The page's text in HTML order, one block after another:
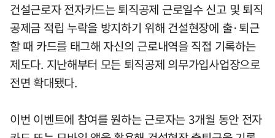
건설근로자 전자카드는 퇴직공제 근로일수 신고 및 퇴직
공제금 적립 누락을 방지하기 위해 건설현장에 출·퇴근
할 때 카드를 태그해 자신의 근로내역을 직접 기록하는
제도다. 지난해부터 모든 퇴직공제 의무가입사업장으로
전면 확대됐다.
이번 이벤트에 참여를 원하는 근로자는 3개월 동안 전자